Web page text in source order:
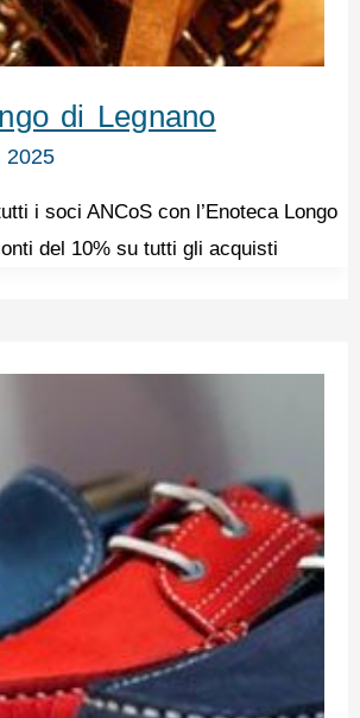
di Legnano
2025
i soci ANCoS con l’Enoteca Longo
del 10% su tutti gli acquisti